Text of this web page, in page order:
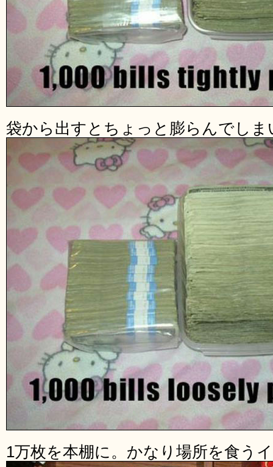
袋から出すとちょっと膨らんでしま
1万枚を本棚に。かなり場所を食う